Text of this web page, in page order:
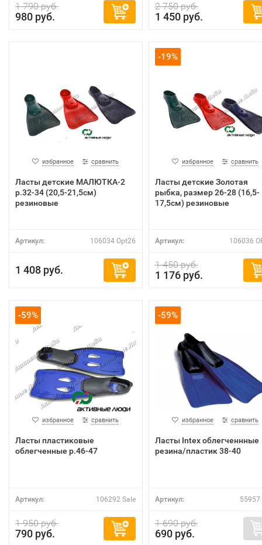
1 790 руб.
980 руб.
2 750 руб.
1 450 руб.
избранное сравнить
Ласты детские МАЛЮТКА-2
р.32-34 (20,5-21,5см)
резиновые
Артикул: 106034 Opt26
1 408 руб.
-19%
избранное сравнить
Ласты детские Золотая
рыбка, размер 26-28 (16,5-
17,5см) резиновые
Артикул: 106036
1 450 руб.
1 176 руб.
-59%
избранное сравнить
Ласты пластиковые
облегченные р.46-47
Артикул: 106292 Sale
1 950 руб.
790 руб.
-59%
избранное сравнить
Ласты Intex облегченнные
резина/пластик 38-40
Артикул: 55957
1 690 руб.
690 руб.